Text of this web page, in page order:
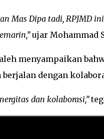
Mas Dipa tadi, RPJMD
ujar Mohammad
menyampaikan
dengan
dan kolaborasi,”